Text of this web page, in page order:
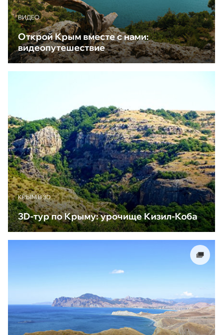
ВИДЕО
Открой Крым вместе с нами:
видеопутешествие
КРЫМ В 3D
3D-тур по Крыму: урочище Кизил-Коба